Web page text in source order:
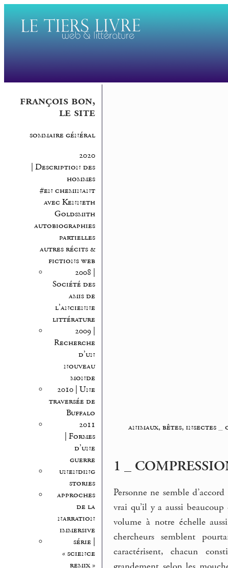
françois bon,
le site
sommaire général
2020
| Description des
hommes
#en cheminant
avec Kenneth
Goldsmith
autobiographies
partielles
autres récits &
fictions web
2008 |
Société des
amis de
l’ancienne
littérature
2009 |
Recherche
d’un
nouveau
monde
2010 | Une
traversée de
Buffalo
2011
| Formes
d’une
guerre
unending
stories
approches
de la
narration
immersive
série |
« science
remix »
animaux, bêtes, insectes_
1 _
Personne ne semble
vrai qu’il y a aussi
volume à notre échelle
chercheurs semblent
caractérisent, chacun